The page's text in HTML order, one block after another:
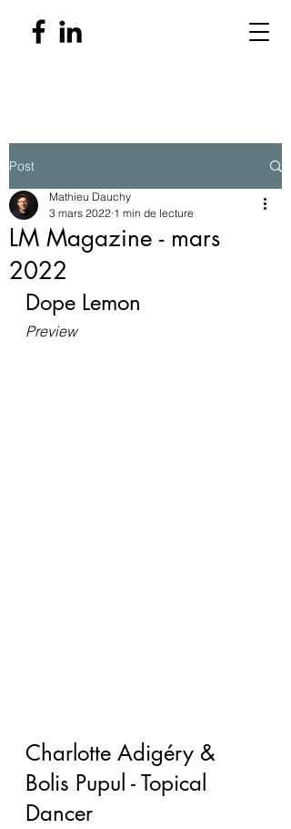
Post
LM Magazine - mars
2022
Mathieu Dauchy
3 mars 2022 1 min de lecture
Dope Lemon
Preview
Charlotte Adigéry &
Bolis Pupul - Topical
Dancer